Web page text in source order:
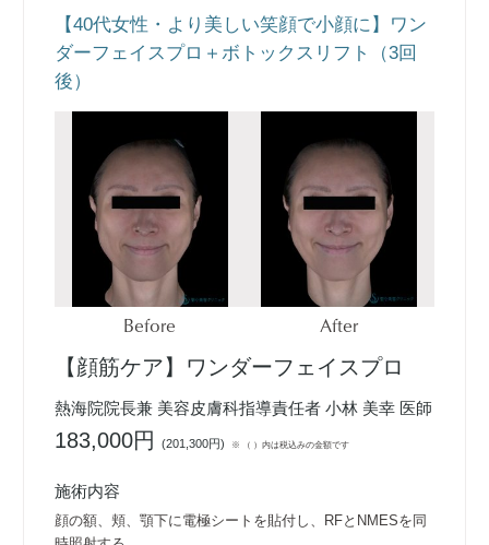
【40代女性・より美しい笑顔で小顔に】ワン
ダーフェイスプロ＋ボトックスリフト（3回
後）
Before After
【顔筋ケア】ワンダーフェイスプロ
熱海院院長兼 美容皮膚科指導責任者 小林 美幸 医師
183,000円(201,300円) ※ （ ）内は税込みの金額です
施術内容
顔の額、頬、顎下に電極シートを貼付し、RFとNMESを同